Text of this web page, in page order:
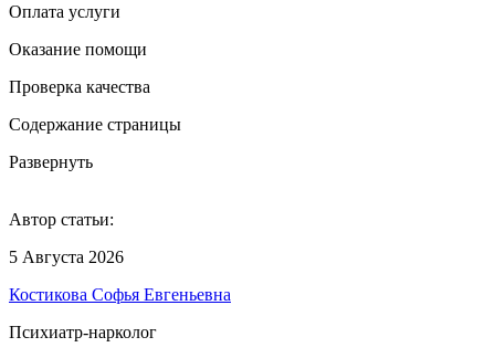
Оплата услуги
Оказание помощи
Проверка качества
Содержание страницы
Развернуть
Автор статьи:
5 Августа 2026
Костикова Софья Евгеньевна
Психиатр-нарколог